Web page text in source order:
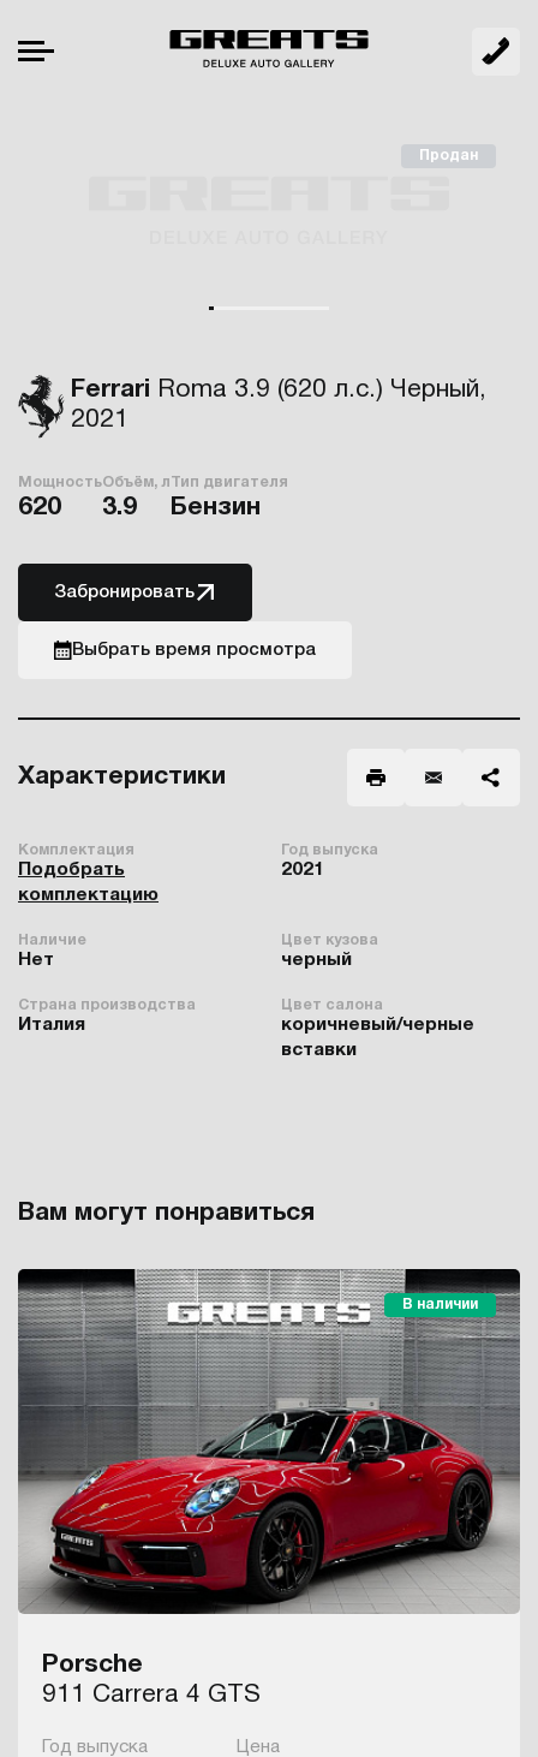
Ferrari Roma 3.9 (620 л.с.) Черный,
2021
Продан
Мощность
620
Объём, л
3.9
Тип двигателя
Бензин
Забронировать
Выбрать время просмотра
Характеристики
Комплектация
Подобрать
комплектацию
Год выпуска
2021
Наличие
Нет
Цвет кузова
черный
Страна производства
Италия
Цвет салона
коричневый/черные
вставки
Вам могут понравиться
В наличии
Porsche
911 Carrera 4 GTS
Год выпуска Цена